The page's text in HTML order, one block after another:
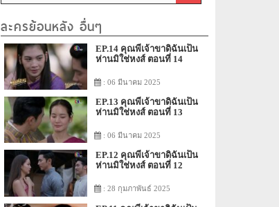
ละครย้อนหลัง อื่นๆ
EP.14 คุณพี่เจ้าขาดิฉันเป็น
ห่านมิใช่หงส์ ตอนที่ 14
: 06 มีนาคม 2025
EP.13 คุณพี่เจ้าขาดิฉันเป็น
ห่านมิใช่หงส์ ตอนที่ 13
: 06 มีนาคม 2025
EP.12 คุณพี่เจ้าขาดิฉันเป็น
ห่านมิใช่หงส์ ตอนที่ 12
: 28 กุมภาพันธ์ 2025